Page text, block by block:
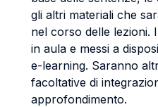
gli altri materiali che
nel corso delle lezioni.
in aula e messi a
e-learning. Saranno
facoltative di
approfondimento.